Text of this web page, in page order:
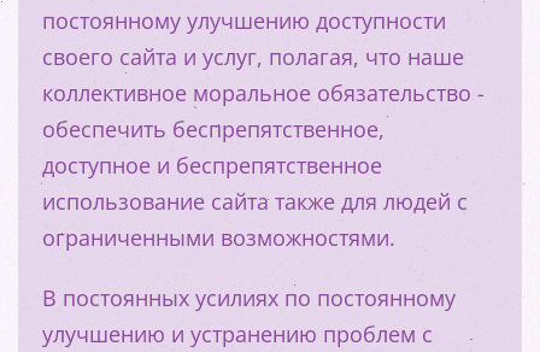
постоянному улучшению доступности
своего сайта и услуг, полагая, что наше
коллективное моральное обязательство -
обеспечить беспрепятственное,
доступное и беспрепятственное
использование сайта также для людей с
ограниченными возможностями.
В постоянных усилиях по постоянному
улучшению и устранению проблем с